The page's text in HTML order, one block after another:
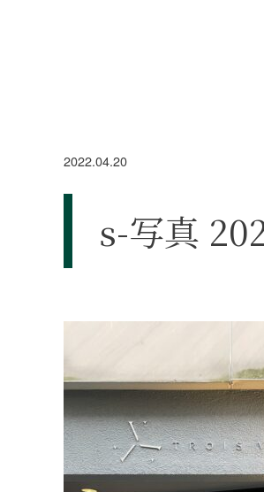
2022.04.20
s-写真